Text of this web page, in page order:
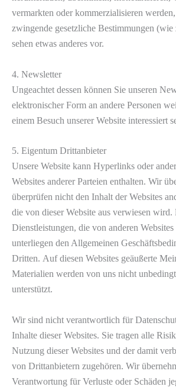
vermarkten oder kommerzialisieren werden,
zwingende gesetzliche Bestimmungen
sehen etwas anderes vor.
4. Newsletter
Ungeachtet dessen können Sie unseren
elektronischer Form an andere Personen
einem Besuch unserer Website interessiert
5. Eigentum Drittanbieter
Unsere Website kann Hyperlinks oder
Websites anderer Parteien enthalten. Wir
überprüfen nicht den Inhalt der Websites
die von dieser Website aus verwiesen wird.
Dienstleistungen, die von anderen
unterliegen den Allgemeinen
Dritten. Auf diesen Websites geäußerte
Materialien werden von uns nicht
unterstützt.
Wir sind nicht verantwortlich für
Inhalte dieser Websites. Sie tragen alle
Nutzung dieser Websites und der damit
von Drittanbietern zugehören. Wir
Verantwortung für Verluste oder Schäden